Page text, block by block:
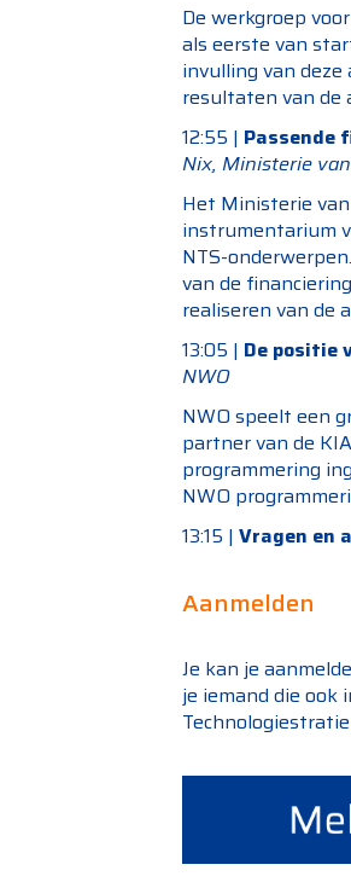
De werkgroep
als eerste van
invulling van
resultaten van de
12:55 | Passende
Nix, Ministerie
Het Ministerie
instrumentarium
NTS-
van de
realiseren van de
13:05 | De positie
NWO
NWO speelt een
partner van de
programmering
NWO
13:15 | Vragen en
Aanmelden
Je kan je
je iemand die